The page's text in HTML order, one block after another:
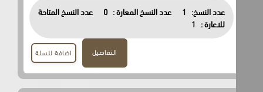
عدد النسخ: 1 عدد النسخ المعارة : 0
عدد النسخ المتاحة
للاعارة :
1
اضافة للسلة